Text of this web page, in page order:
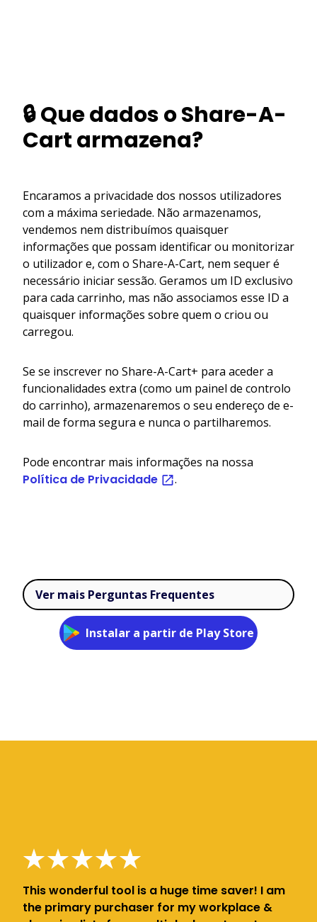
🔒 Que dados o Share-A-
Cart armazena?
Encaramos a privacidade dos nossos utilizadores
com a máxima seriedade. Não armazenamos,
vendemos nem distribuímos quaisquer
informações que possam identificar ou monitorizar
o utilizador e, com o Share-A-Cart, nem sequer é
necessário iniciar sessão. Geramos um ID exclusivo
para cada carrinho, mas não associamos esse ID a
quaisquer informações sobre quem o criou ou
carregou.
Se se inscrever no Share-A-Cart+ para aceder a
funcionalidades extra (como um painel de controlo
do carrinho), armazenaremos o seu endereço de e-
mail de forma segura e nunca o partilharemos.
Pode encontrar mais informações na nossa
Política de Privacidade .
Ver mais Perguntas Frequentes
Instalar a partir de Play Store
This wonderful tool is a huge time saver! I am
the primary purchaser for my workplace &